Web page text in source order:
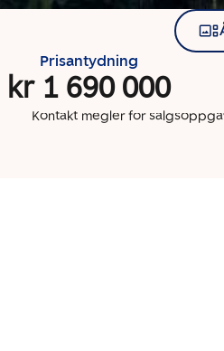
Prisantydning
kr 1 690 000
Kontakt megler for